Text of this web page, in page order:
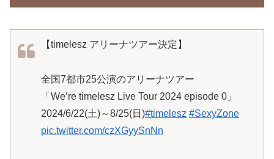
【timelesz アリーナツアー決定】
全国7都市25公演のアリーナツアー
「We’re timelesz Live Tour 2024 episode 0」
2024/6/22(土)～8/25(日)#timelesz #SexyZone
pic.twitter.com/czXGyySnNn